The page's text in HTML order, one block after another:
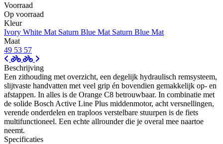
Voorraad
Op voorraad
Kleur
Ivory White Mat Saturn Blue Mat Saturn Blue Mat
Maat
49 53 57
Beschrijving
Een zithouding met overzicht, een degelijk hydraulisch remsysteem,
slijtvaste handvatten met veel grip én bovendien gemakkelijk op- en
afstappen. In alles is de Orange C8 betrouwbaar. In combinatie met
de solide Bosch Active Line Plus middenmotor, acht versnellingen,
verende onderdelen en traploos verstelbare stuurpen is de fiets
multifunctioneel. Een echte allrounder die je overal mee naartoe
neemt.
Specificaties